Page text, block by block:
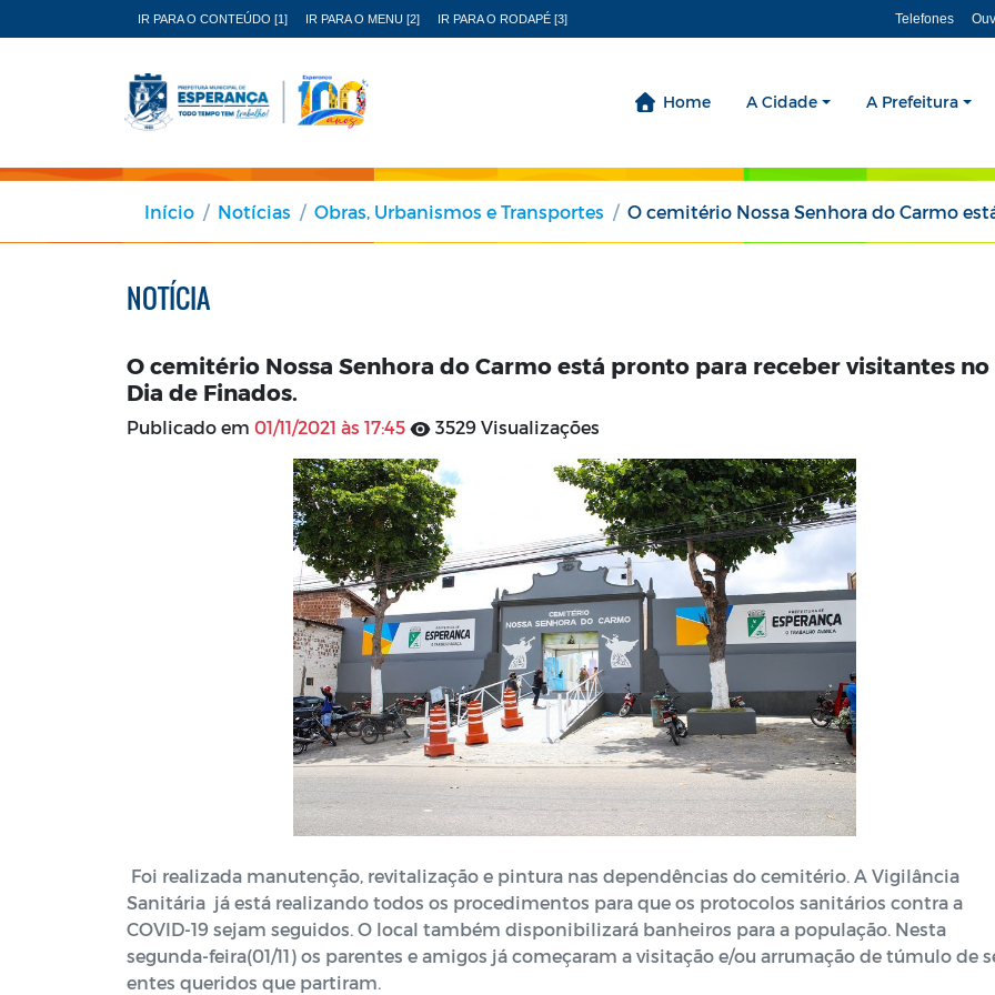
IR PARA O CONTEÚDO [1] IR PARA O MENU [2] IR PARA O RODAPÉ [3] Telefones
Home A Cidade A Prefeitura
Início Notícias Obras, Urbanismos e Transportes O cemitério Nossa Senhora do Carmo está pronto para
NOTÍCIA
O cemitério Nossa Senhora do Carmo está pronto para receber visitantes no
Dia de Finados.
Publicado em 01/11/2021 às 17:45 3529 Visualizações
Foi realizada manutenção, revitalização e pintura nas dependências do cemitério. A Vigilância
Sanitária já está realizando todos os procedimentos para que os protocolos sanitários contra a
COVID-19 sejam seguidos. O local também disponibilizará banheiros para a população. Nesta
segunda-feira(01/11) os parentes e amigos já começaram a visitação e/ou arrumação de túmulo de
entes queridos que partiram.